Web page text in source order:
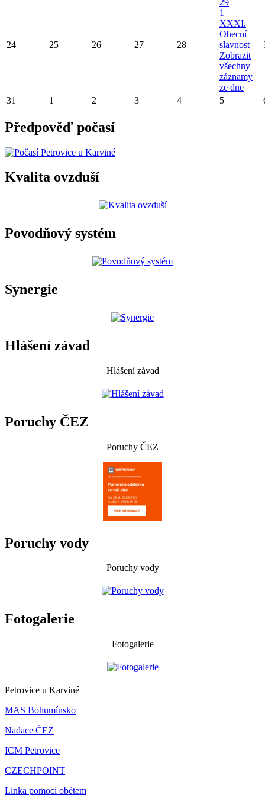
24 25 26 27 28
1
XXXI.
Obecní
slavnost
Zobrazit
všechny
záznamy
ze dne
31 1 2 3 4 5
Předpověď počasí
Kvalita ovzduší
Povodňový systém
Synergie
Hlášení závad
Hlášení závad
Poruchy ČEZ
Poruchy ČEZ
Poruchy vody
Poruchy vody
Fotogalerie
Fotogalerie
Petrovice u Karviné
MAS Bohumínsko
Nadace ČEZ
ICM Petrovice
CZECHPOINT
Linka pomoci obětem